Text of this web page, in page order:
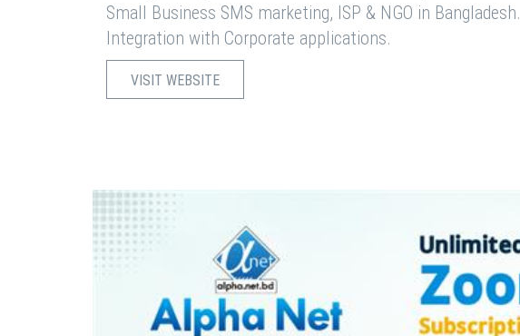
Small Business SMS marketing, ISP & NGO in Bangladesh.
Integration with Corporate applications.
VISIT WEBSITE